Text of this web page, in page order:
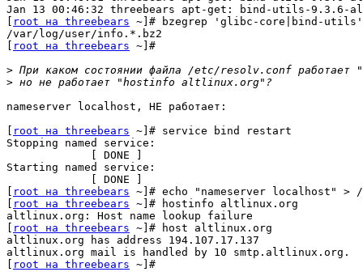
Jan 13 00:46:32 threebears apt-get: bind-utils-9.3.6-
root на threebears ~]# bzegrep 'glibc-core|bind-
/var/log/user/info.*.bz2
root на threebears ~]#
>
>
nameserver localhost, НЕ работает:
root на threebears ~]# service bind restart
Stopping named service:
             [ DONE ]
Starting named service:
             [ DONE ]
root на threebears ~]# echo "nameserver localhost" >
root на threebears ~]# hostinfo altlinux.org
altlinux.org: Host name lookup failure
root на threebears ~]# host altlinux.org
altlinux.org has address 194.107.17.137
altlinux.org mail is handled by 10 smtp.altlinux.org.
root на threebears ~]#